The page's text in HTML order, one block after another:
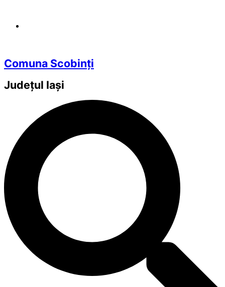
Comuna Scobinți
Județul Iași